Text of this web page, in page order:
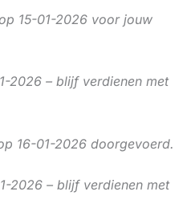
15-01-2026 voor jouw
2026 – blijf verdienen met
16-01-2026 doorgevoerd.
2026 – blijf verdienen met